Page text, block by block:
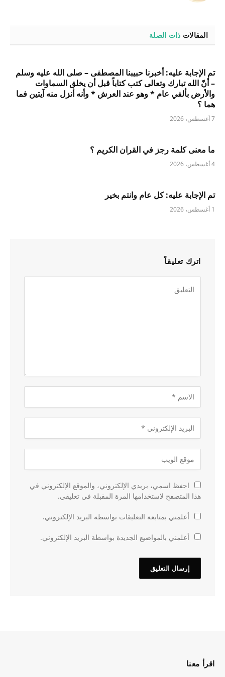
المقالات ذات الصلة
تم الإجابة عليه: أخبرنا حبيبنا المصطفى – صلى الله عليه وسلم
– أنّ الله تبارك وتعالى كتب كتاباً قبل أن يخلق السماوات
والأرض بألفي عام * وهو عند العرش * وأنه أنزل منه آيتين فما
هما ؟
7 أغسطس، 2026
ما معنى كلمة رجز في القران الكريم ؟
4 أغسطس، 2026
تم الإجابة عليه: كل عام وانتم بخير
1 أغسطس، 2026
اترك تعليقاً
احفظ اسمي، بريدي الإلكتروني، والموقع الإلكتروني في
هذا المتصفح لاستخدامها المرة المقبلة في تعليقي.
أعلمني بمتابعة التعليقات بواسطة البريد الإلكتروني.
أعلمني بالمواضيع الجديدة بواسطة البريد الإلكتروني.
اقرأ معنا